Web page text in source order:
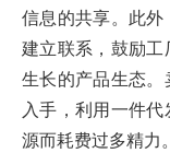
信息的共享。此
建立联系，鼓励
生长的产品生态
入手，利用一件
源而耗费过多精力。